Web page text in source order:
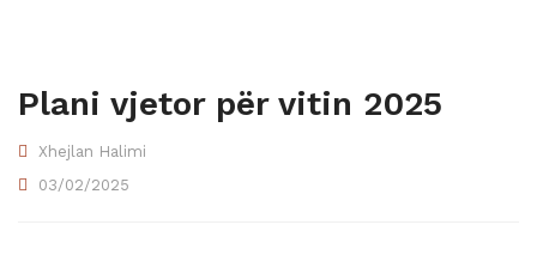
Plani vjetor për vitin 2025
Xhejlan Halimi
03/02/2025